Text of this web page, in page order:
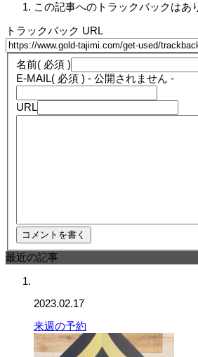
この記事へのトラックバックはあ
トラックバック URL
名前( 必須 )
E-MAIL( 必須 ) - 公開されません -
URL
最近の記事
2023.02.17
来週の予約